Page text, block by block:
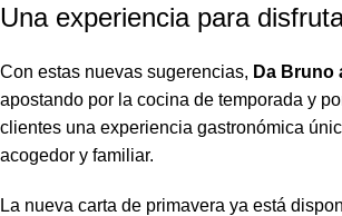
Una experiencia para
Con estas nuevas sugerencias, Da Bruno
apostando por la cocina de temporada y
clientes una experiencia gastronómica
acogedor y familiar.
La nueva carta de primavera ya está